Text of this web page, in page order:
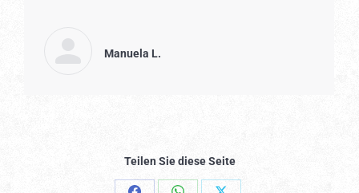
Manuela L.
Teilen Sie diese Seite